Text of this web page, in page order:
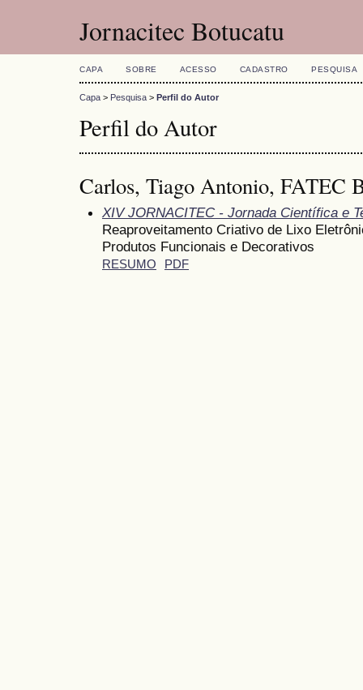
Jornacitec Botucatu
CAPA SOBRE ACESSO CADASTRO PESQUISA
Capa > Pesquisa > Perfil do Autor
Perfil do Autor
Carlos, Tiago Antonio, FATEC
XIV JORNACITEC - Jornada Científica e
Reaproveitamento Criativo de Lixo
Produtos Funcionais e Decorativos
RESUMO PDF